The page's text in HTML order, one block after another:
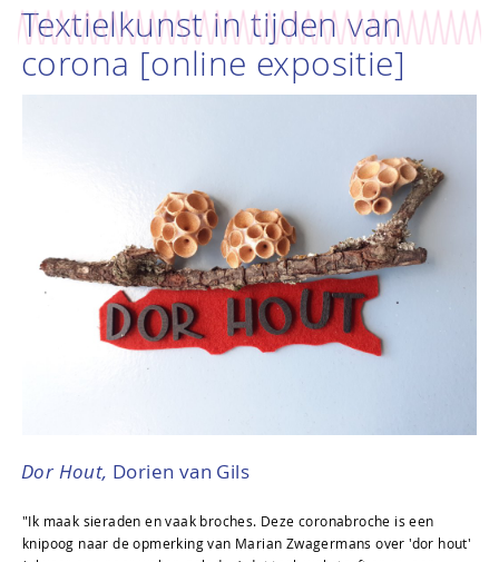
Textielkunst in tijden van
corona [online expositie]
Dor Hout, Dorien van Gils
"Ik maak sieraden en vaak broches. Deze coronabroche is een
knipoog naar de opmerking van Marian Zwagermans over 'dor hout'